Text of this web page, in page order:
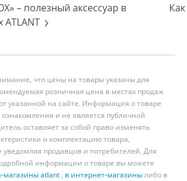
– полезный аксессуар в
ATLANT
что цены на товары указаны для
розничная цена в местах продаж
указанной на сайте. Информация о товаре
ознакомления и не является публичной
оставляет за собой право изменять
и комплектацию товара,
уведомляя продавцов и потребителей. Для
информации о товаре вы можете
магазины atlant , в интернет-магазинылибо в